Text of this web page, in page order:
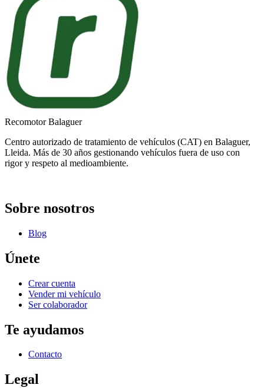
Recomotor Balaguer
Centro autorizado de tratamiento de vehículos (CAT) en Balaguer,
Lleida. Más de 30 años gestionando vehículos fuera de uso con
rigor y respeto al medioambiente.
Sobre nosotros
Blog
Únete
Crear cuenta
Vender mi vehículo
Ser colaborador
Te ayudamos
Contacto
Legal